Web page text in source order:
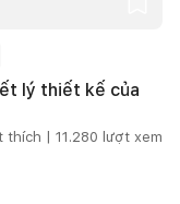
lý thiết kế của
thích | 11.280 lượt xem